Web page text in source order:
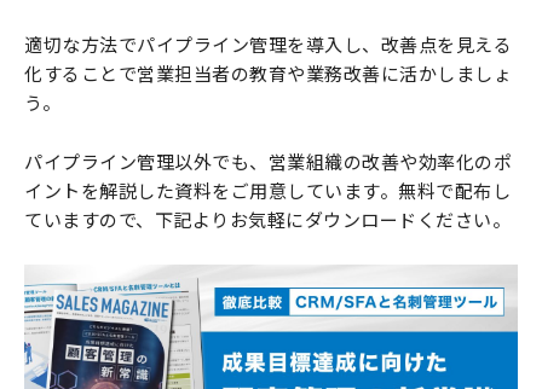
適切な方法でパイプライン管理を導入し、改善点を見える
化することで営業担当者の教育や業務改善に活かしましょ
う。
パイプライン管理以外でも、営業組織の改善や効率化のポ
イントを解説した資料をご用意しています。無料で配布し
ていますので、下記よりお気軽にダウンロードください。